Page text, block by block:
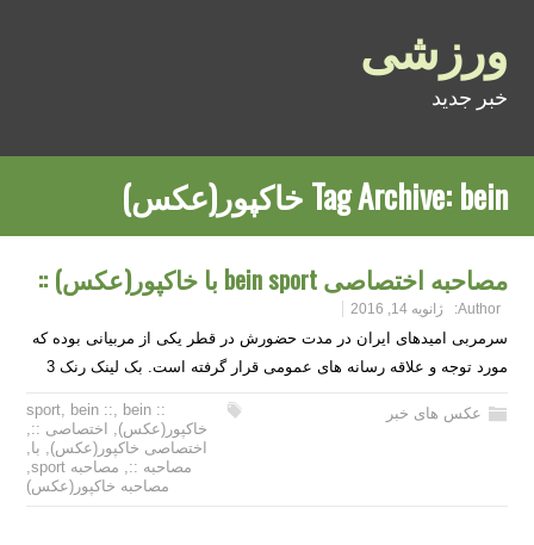
ورزشی
خبر جدید
Tag Archive: bein خاکپور(عکس)
مصاحبه اختصاصی bein sport با خاکپور(عکس) ::
Author: ژانویه 14, 2016
سرمربی امیدهای ایران در مدت حضورش در قطر یکی از مربیانی بوده که
مورد توجه و علاقه رسانه های عمومی قرار گرفته است. بک لینک رنک 3
عکس های خبر :: sport
, bein ::, bein
خاکپور(عکس), اختصاصی ::,
اختصاصی خاکپور(عکس), با,
مصاحبه ::, مصاحبه sport
,
مصاحبه خاکپور(عکس)